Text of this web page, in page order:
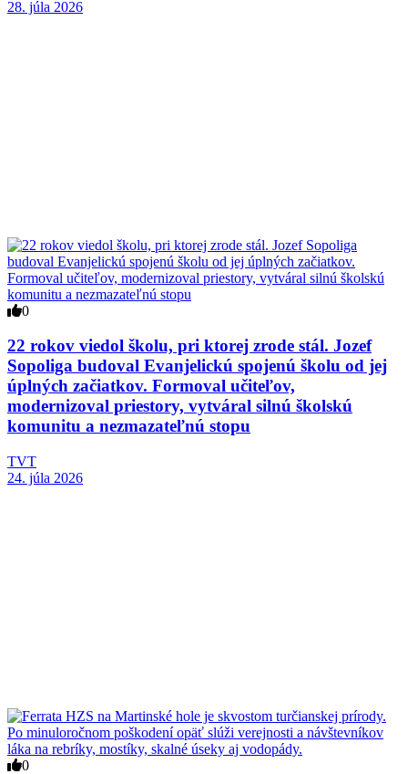
28. júla 2026
0
22 rokov viedol školu, pri ktorej zrode stál. Jozef
Sopoliga budoval Evanjelickú spojenú školu od jej
úplných začiatkov. Formoval učiteľov,
modernizoval priestory, vytváral silnú školskú
komunitu a nezmazateľnú stopu
TVT
24. júla 2026
0